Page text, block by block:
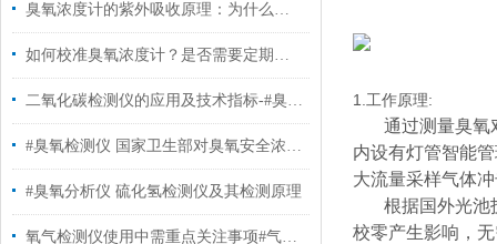
臭氧浓度计的紫外吸收原理：为什么它是行业金标准？
如何校准臭氧浓度计？是否需要定期维护？
二氧化碳检测仪的应用及技术指标-#臭氧检测仪
#臭氧检测仪 国家卫生部对臭氧安全浓度的规定
#臭氧分析仪 硫化氢检测仪及其检测原理
氧气检测仪使用中需重点关注事项#气体分析仪
1.工作原理:
通过测量臭氧
内设有灯管智能
大流量采样气体
根据国外光池
校零产生影响，